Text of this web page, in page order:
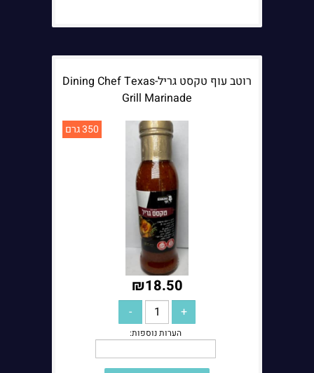
רוטב עוף טקסט גריל-Dining Chef Texas
Grill Marinade
350 גרם
₪18.50